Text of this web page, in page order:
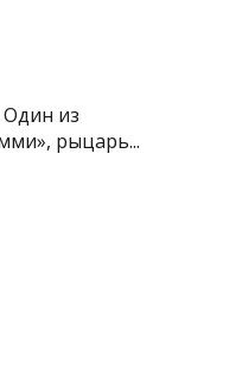
Один из
рыцарь...